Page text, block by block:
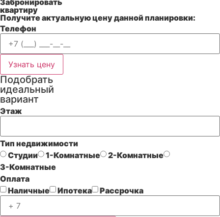
Забронировать
квартиру
Получите актуальную цену данной планировки:
Телефон
Узнать цену
Подобрать
идеальный
вариант
Этаж
Тип недвижимости
Студии
1-Комнатные
2-Комнатные
3-Комнатные
Оплата
Наличные
Ипотека Рассрочка